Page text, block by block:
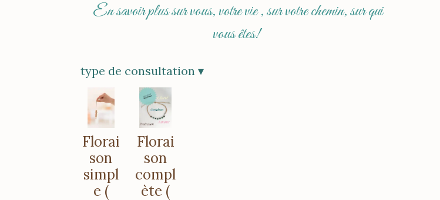
En savoir plus sur vous, votre vie , sur votre chemin, sur qui
vous êtes!
type de consultation ▾
Florai
son
simpl
e (
Florai
son
compl
ète (